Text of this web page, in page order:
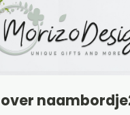
over